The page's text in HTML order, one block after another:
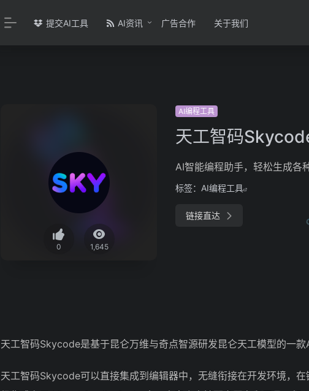
提交AI工具 AI资讯 广告合作 关于我们
0 1,645
AI编程工具
天工智码
AI智能编程助手，轻松生成各
标签： AI编程工具
链接直达
天工智码Skycode是基于昆仑万维与奇点智源研发昆仑天工模型的一
天工智码Skycode可以直接集成到编辑器中，无缝衔接在开发环境，